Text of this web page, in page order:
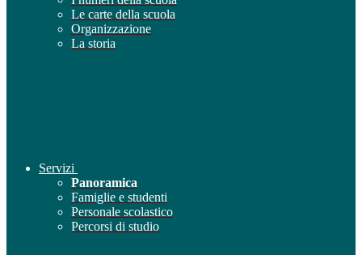
Le carte della scuola
Organizzazione
La storia
Servizi
Panoramica
Famiglie e studenti
Personale scolastico
Percorsi di studio